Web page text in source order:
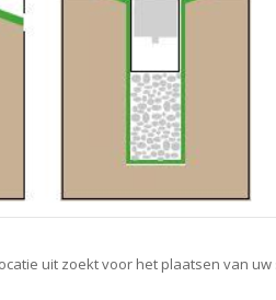
uit zoekt voor het plaatsen van